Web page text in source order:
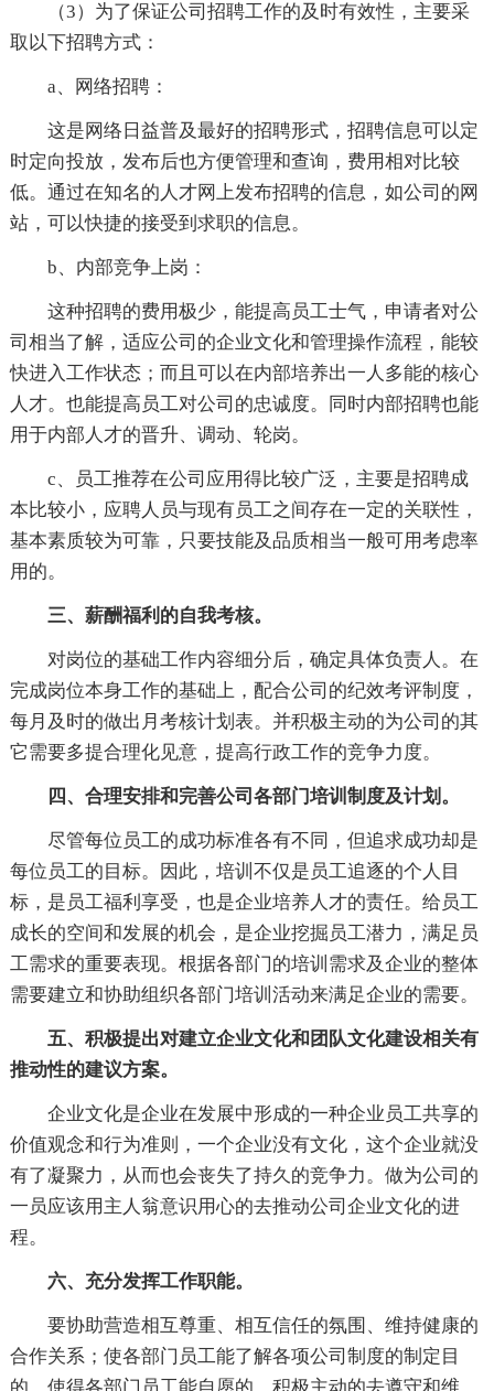
（3）为了保证公司招聘工作的及时有效性，主要采
取以下招聘方式：
a、网络招聘：
这是网络日益普及最好的招聘形式，招聘信息可以定
时定向投放，发布后也方便管理和查询，费用相对比较
低。通过在知名的人才网上发布招聘的信息，如公司的网
站，可以快捷的接受到求职的信息。
b、内部竞争上岗：
这种招聘的费用极少，能提高员工士气，申请者对公
司相当了解，适应公司的企业文化和管理操作流程，能较
快进入工作状态；而且可以在内部培养出一人多能的核心
人才。也能提高员工对公司的忠诚度。同时内部招聘也能
用于内部人才的晋升、调动、轮岗。
c、员工推荐在公司应用得比较广泛，主要是招聘成
本比较小，应聘人员与现有员工之间存在一定的关联性，
基本素质较为可靠，只要技能及品质相当一般可用考虑率
用的。
三、薪酬福利的自我考核。
对岗位的基础工作内容细分后，确定具体负责人。在
完成岗位本身工作的基础上，配合公司的纪效考评制度，
每月及时的做出月考核计划表。并积极主动的为公司的其
它需要多提合理化见意，提高行政工作的竞争力度。
四、合理安排和完善公司各部门培训制度及计划。
尽管每位员工的成功标准各有不同，但追求成功却是
每位员工的目标。因此，培训不仅是员工追逐的个人目
标，是员工福利享受，也是企业培养人才的责任。给员工
成长的空间和发展的机会，是企业挖掘员工潜力，满足员
工需求的重要表现。根据各部门的培训需求及企业的整体
需要建立和协助组织各部门培训活动来满足企业的需要。
五、积极提出对建立企业文化和团队文化建设相关有
推动性的建议方案。
企业文化是企业在发展中形成的一种企业员工共享的
价值观念和行为准则，一个企业没有文化，这个企业就没
有了凝聚力，从而也会丧失了持久的竞争力。做为公司的
一员应该用主人翁意识用心的去推动公司企业文化的进
程。
六、充分发挥工作职能。
要协助营造相互尊重、相互信任的氛围、维持健康的
合作关系；使各部门员工能了解各项公司制度的制定目